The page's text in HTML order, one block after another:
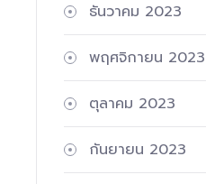
ธันวาคม 2023
พฤศจิกายน 2023
ตุลาคม 2023
กันยายน 2023